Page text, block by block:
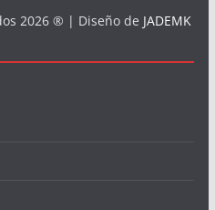
2026 ® | Diseño de JADEMK